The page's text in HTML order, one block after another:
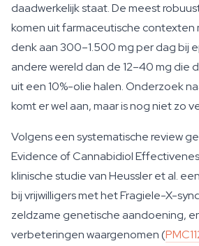
daadwerkelijk staat. De meest
komen uit farmaceutische
denk aan 300–1.500 mg per dag bij
andere wereld dan de 12–40 mg die
uit een 10%-olie halen. Onderzoek
komt er wel aan, maar is nog niet zo
Volgens een systematische review
Evidence of Cannabidiol
klinische studie van Heussler et al.
bij vrijwilligers met het Fragiele-X-
zeldzame genetische aandoening,
verbeteringen waargenomen (